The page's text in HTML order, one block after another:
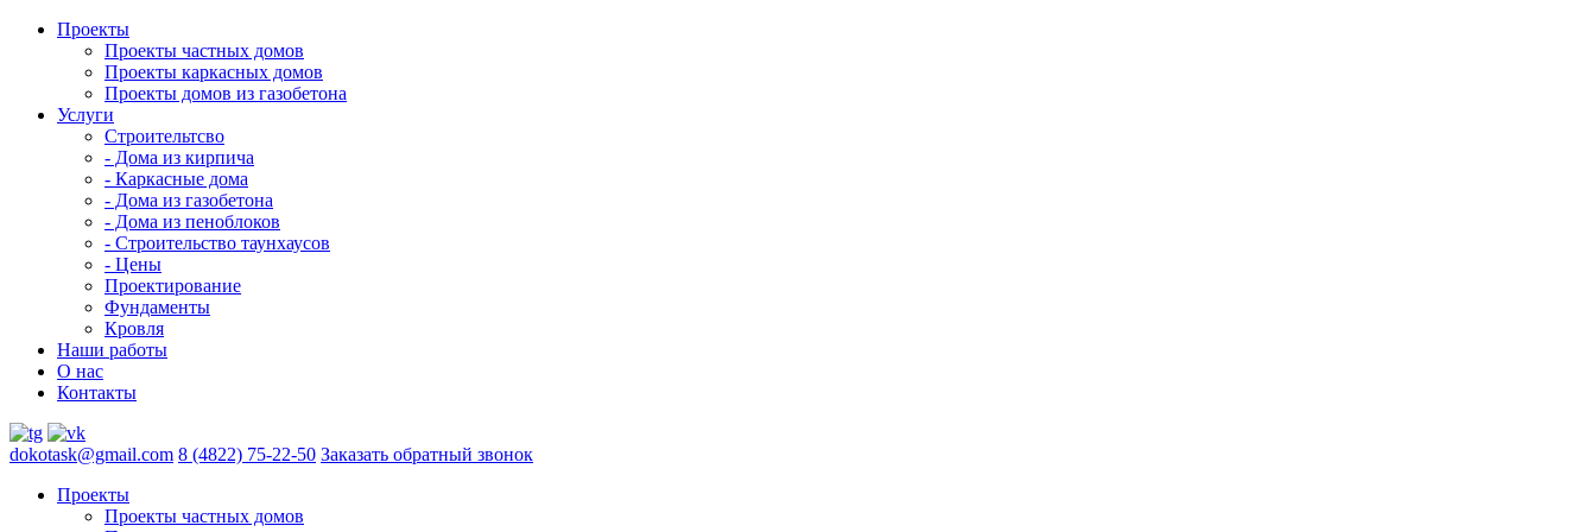
Проекты
Проекты частных домов
Проекты каркасных домов
Проекты домов из газобетона
Услуги
Строительтсво
- Дома из кирпича
- Каркасные дома
- Дома из газобетона
- Дома из пеноблоков
- Строительство таунхаусов
- Цены
Проектирование
Фундаменты
Кровля
Наши работы
О нас
Контакты
dokotask@gmail.com 8 (4822) 75-22-50 Заказать обратный звонок
Проекты
Проекты частных домов